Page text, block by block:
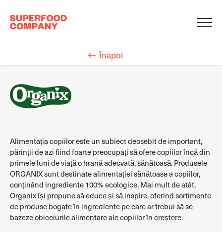
Înapoi
Alimentația copiilor este un subiect deosebit de important,
părinții de azi fiind foarte preocupați să ofere copiilor încă din
primele luni de viață o hrană adecvată, sănătoasă. Produsele
ORGANIX sunt destinate alimentației sănătoase a copiilor,
conținând ingrediente 100% ecologice. Mai mult de atât,
Organix își propune să educe și să inspire, oferind sortimente
de produse bogate în ingrediente pe care ar trebui să se
bazeze obiceiurile alimentare ale copiilor în creștere.